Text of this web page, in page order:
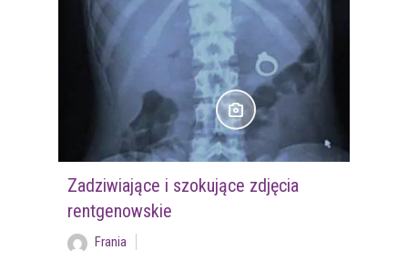
Zadziwiające i szokujące zdjęcia
rentgenowskie
Frania